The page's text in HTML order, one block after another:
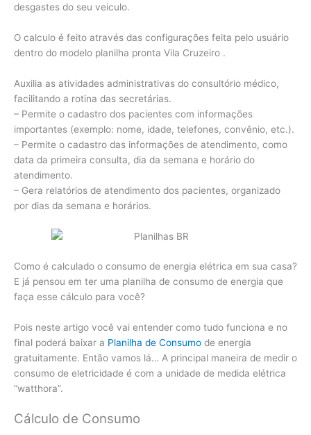
desgastes do seu veiculo.
O calculo é feito através das configurações feita pelo usuário
dentro do modelo planilha pronta Vila Cruzeiro .
Auxilia as atividades administrativas do consultório médico,
facilitando a rotina das secretárias.
– Permite o cadastro dos pacientes com informações
importantes (exemplo: nome, idade, telefones, convênio, etc.).
– Permite o cadastro das informações de atendimento, como
data da primeira consulta, dia da semana e horário do
atendimento.
– Gera relatórios de atendimento dos pacientes, organizado
por dias da semana e horários.
Como é calculado o consumo de energia elétrica em sua casa?
E já pensou em ter uma planilha de consumo de energia que
faça esse cálculo para você?
Pois neste artigo você vai entender como tudo funciona e no
final poderá baixar a Planilha de Consumo de energia
gratuitamente. Então vamos lá… A principal maneira de medir o
consumo de eletricidade é com a unidade de medida elétrica
“watthora”.
Cálculo de Consumo